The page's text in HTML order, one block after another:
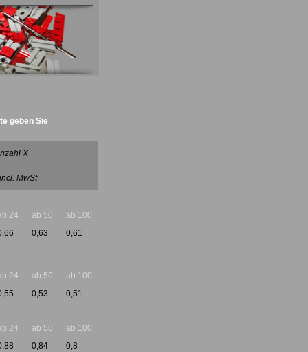
geben Sie
X
MwSt
24
ab 50
0,63
ab 100
0,61
24
ab 50
0,53
ab 100
0,51
24
ab 50
0,84
ab 100
0,8